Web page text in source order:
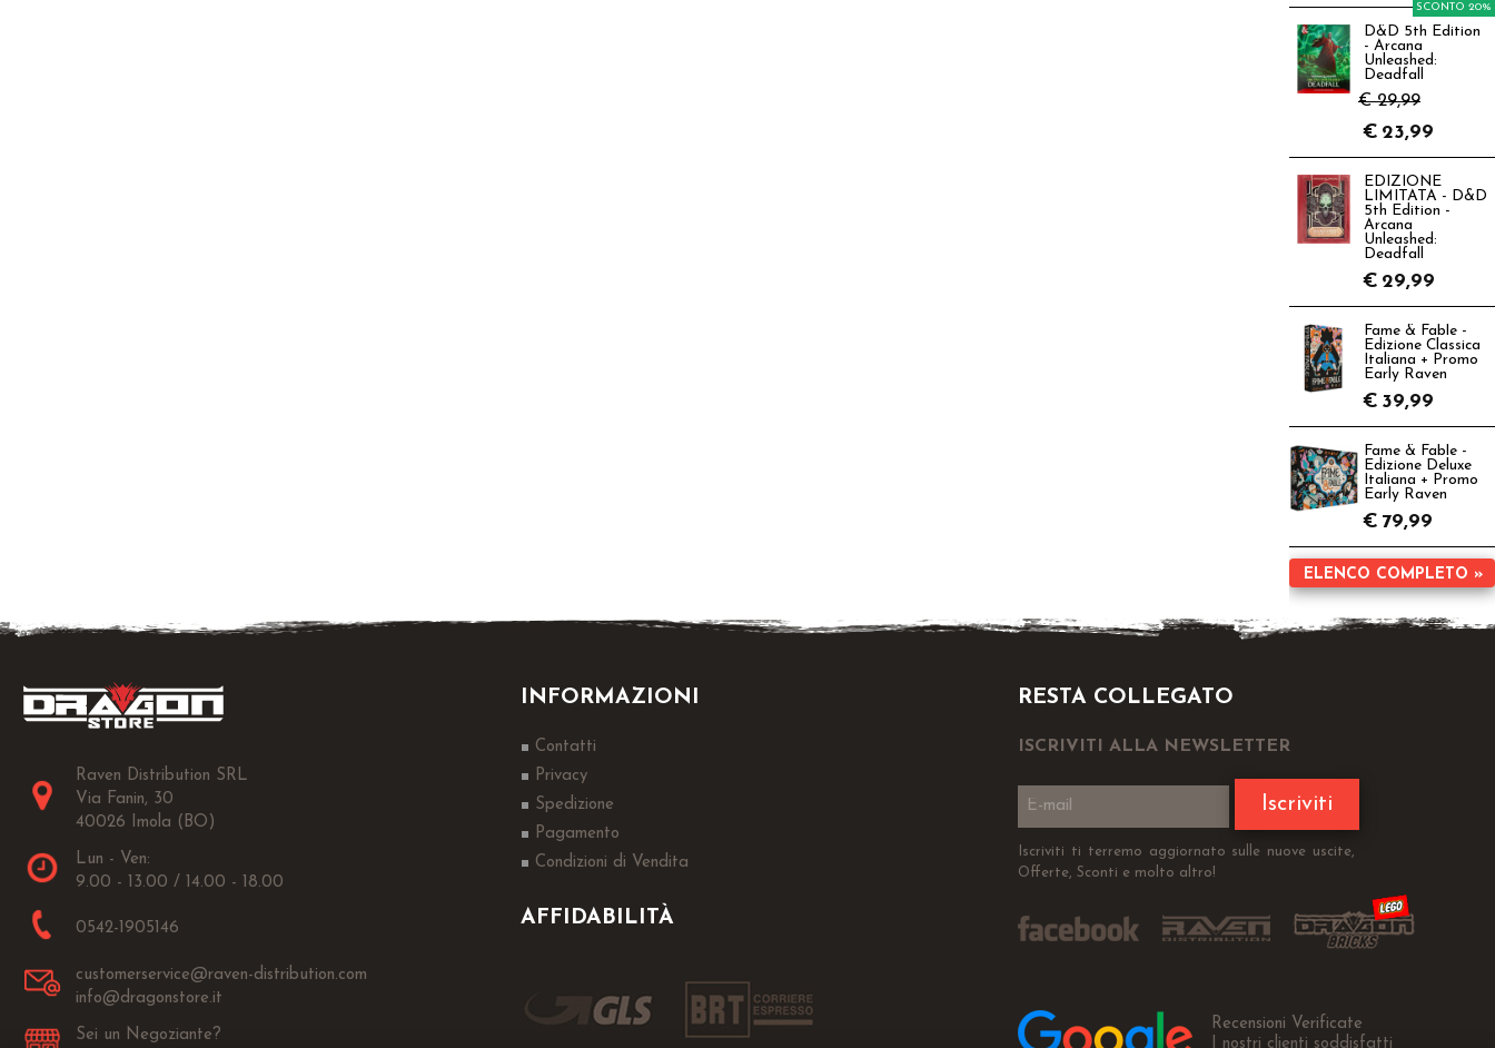
D&D 5th Edition
- Arcana
Unleashed:
Deadfall
€ 29,99
SCONTO 20%
€ 23,99
EDIZIONE
LIMITATA - D&D
5th Edition -
Arcana
Unleashed:
Deadfall
€ 29,99
Fame & Fable -
Edizione Classica
Italiana + Promo
Early Raven
€ 39,99
Fame & Fable -
Edizione Deluxe
Italiana + Promo
Early Raven
€ 79,99
ELENCO COMPLETO »
Raven Distribution SRL
Via Fanin, 30
40026 Imola (BO)
Lun - Ven:
9.00 - 13.00 / 14.00 - 18.00
0542-1905146
customerservice@raven-distribution.com
info@dragonstore.it
Sei un Negoziante?
INFORMAZIONI
Contatti
Privacy
Spedizione
Pagamento
Condizioni di Vendita
AFFIDABILITÀ
RESTA COLLEGATO
ISCRIVITI ALLA NEWSLETTER
Iscriviti
Iscriviti ti terremo aggiornato sulle nuove uscite,
Offerte, Sconti e molto altro!
Recensioni Verificate
I nostri clienti soddisfatti